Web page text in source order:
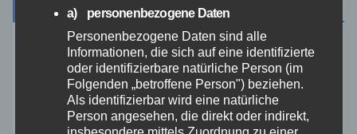
August 2026
Juli 2026
a) personenbezogene Daten
Personenbezogene Daten sind alle
Informationen, die sich auf eine identifizierte
oder identifizierbare natürliche Person (im
Folgenden „betroffene Person") beziehen.
Als identifizierbar wird eine natürliche
Person angesehen, die direkt oder indirekt,